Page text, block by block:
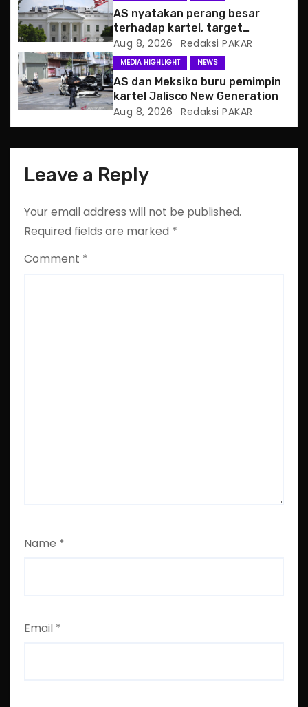
i
o
n
AS nyatakan perang besar
terhadap kartel, target
pertama CJNG
Aug 8, 2026 Redaksi PAKAR
MEDIA HIGHLIGHT NEWS
AS dan Meksiko buru pemimpin
kartel Jalisco New Generation
Aug 8, 2026 Redaksi PAKAR
Leave a Reply
Your email address will not be published.
Required fields are marked *
Comment *
Name *
Email *